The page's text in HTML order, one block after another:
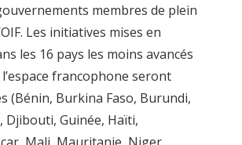
membres de plein
Les initiatives mises en
les 16 pays les moins avancés
l’espace francophone seront
(Bénin, Burkina Faso, Burundi,
Djibouti, Guinée, Haïti,